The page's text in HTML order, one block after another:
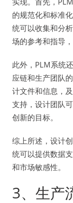
的规范化和标准
统可以收集和分
场的参考和指导
此外，PLM系统
应链和生产团队
计文件和信息，
支持，设计团队
创新的目标。
综上所述，设计
统可以提供数据
和市场敏感性。
3、生产